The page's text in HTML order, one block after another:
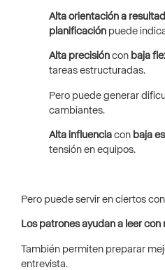
Alta orientación a
planificación puede
Alta precisión con baja
tareas estructuradas.
Pero puede generar
cambiantes.
Alta influencia con baja
tensión en equipos.
Pero puede servir en ciertos
Los patrones ayudan a leer
También permiten preparar
entrevista.